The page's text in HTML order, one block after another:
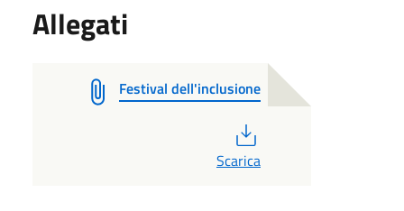
Allegati
Festival dell'inclusione
Scarica